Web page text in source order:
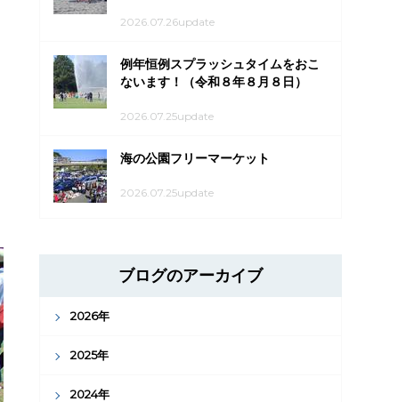
2026.07.26update
例年恒例スプラッシュタイムをおこ
ないます！（令和８年８月８日）
2026.07.25update
海の公園フリーマーケット
2026.07.25update
ブログのアーカイブ
2026年
2025年
2024年